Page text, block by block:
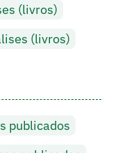
(livros)
(livros)
publicados